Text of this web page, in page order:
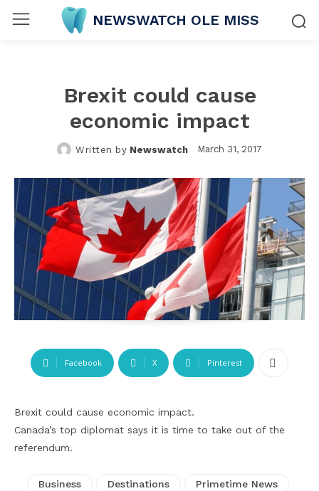
NEWSWATCH OLE MISS
Brexit could cause
economic impact
Written by Newswatch March 31, 2017
Facebook X Pinterest
Brexit could cause economic impact.
Canada’s top diplomat says it is time to take out of the
referendum.
Business Destinations
Primetime News